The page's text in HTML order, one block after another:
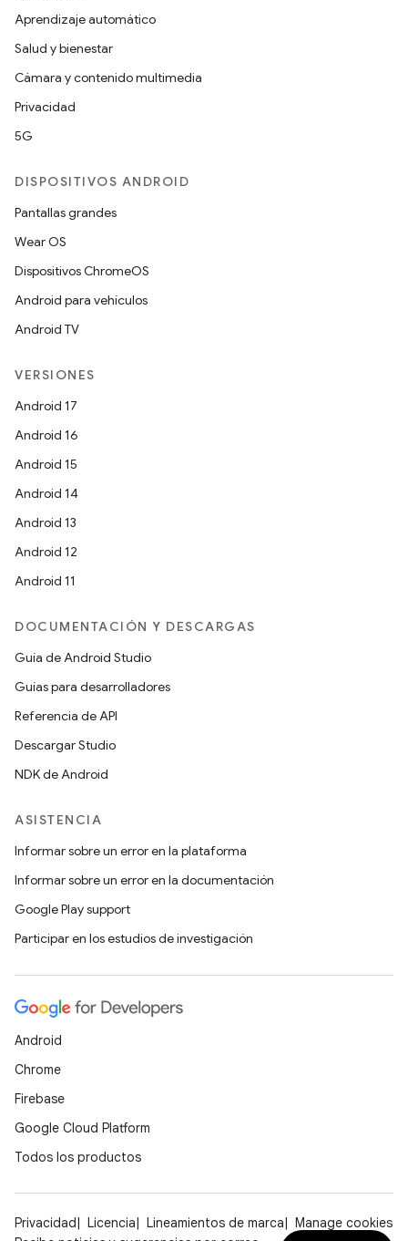
Aprendizaje automático
Salud y bienestar
Cámara y contenido multimedia
Privacidad
5G
DISPOSITIVOS ANDROID
Pantallas grandes
Wear OS
Dispositivos ChromeOS
Android para vehículos
Android TV
VERSIONES
Android 17
Android 16
Android 15
Android 14
Android 13
Android 12
Android 11
DOCUMENTACIÓN Y DESCARGAS
Guía de Android Studio
Guías para desarrolladores
Referencia de API
Descargar Studio
NDK de Android
ASISTENCIA
Informar sobre un error en la plataforma
Informar sobre un error en la documentación
Google Play support
Participar en los estudios de investigación
Android
Chrome
Firebase
Google Cloud Platform
Todos los productos
Privacidad Licencia Lineamientos de marca
Manage cookies